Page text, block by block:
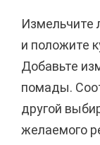
Измельчите
и положите
Добавьте
помады.
другой
желаемого